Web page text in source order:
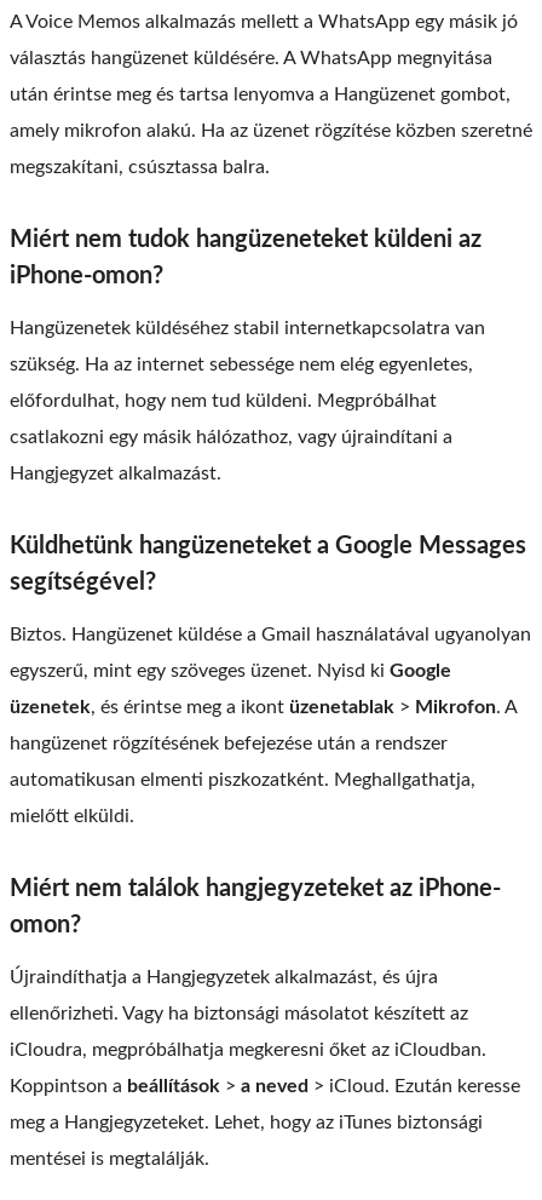
A Voice Memos alkalmazás mellett a WhatsApp egy másik jó
választás hangüzenet küldésére. A WhatsApp megnyitása
után érintse meg és tartsa lenyomva a Hangüzenet gombot,
amely mikrofon alakú. Ha az üzenet rögzítése közben szeretné
megszakítani, csúsztassa balra.
Miért nem tudok hangüzeneteket küldeni az
iPhone-omon?
Hangüzenetek küldéséhez stabil internetkapcsolatra van
szükség. Ha az internet sebessége nem elég egyenletes,
előfordulhat, hogy nem tud küldeni. Megpróbálhat
csatlakozni egy másik hálózathoz, vagy újraindítani a
Hangjegyzet alkalmazást.
Küldhetünk hangüzeneteket a Google Messages
segítségével?
Biztos. Hangüzenet küldése a Gmail használatával ugyanolyan
egyszerű, mint egy szöveges üzenet. Nyisd ki Google
üzenetek, és érintse meg a ikont üzenetablak > Mikrofon. A
hangüzenet rögzítésének befejezése után a rendszer
automatikusan elmenti piszkozatként. Meghallgathatja,
mielőtt elküldi.
Miért nem találok hangjegyzeteket az iPhone-
omon?
Újraindíthatja a Hangjegyzetek alkalmazást, és újra
ellenőrizheti. Vagy ha biztonsági másolatot készített az
iCloudra, megpróbálhatja megkeresni őket az iCloudban.
Koppintson a beállítások > a neved > iCloud. Ezután keresse
meg a Hangjegyzeteket. Lehet, hogy az iTunes biztonsági
mentései is megtalálják.